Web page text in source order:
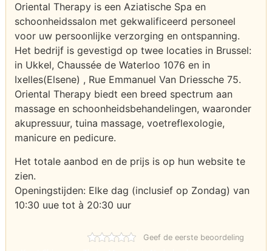
Oriental Therapy is een Aziatische Spa en
schoonheidssalon met gekwalificeerd personeel
voor uw persoonlijke verzorging en ontspanning.
Het bedrijf is gevestigd op twee locaties in Brussel:
in Ukkel, Chaussée de Waterloo 1076 en in
Ixelles(Elsene) , Rue Emmanuel Van Driessche 75.
Oriental Therapy biedt een breed spectrum aan
massage en schoonheidsbehandelingen, waaronder
akupressuur, tuina massage, voetreflexologie,
manicure en pedicure.
Het totale aanbod en de prijs is op hun website te
zien.
Openingstijden: Elke dag (inclusief op Zondag) van
10:30 uue tot à 20:30 uur
Geef de eerste beoordeling